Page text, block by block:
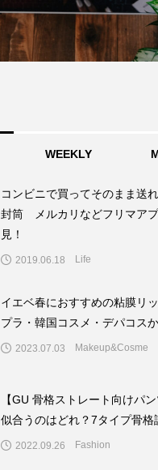
WEEKLY
コンビニで買ってそのまま送
封筒 メルカリなどフリマア
見！
2019.06.18 Life
イエベ春におすすめの粘膜リ
プラ・韓国コスメ・デパコス
2023.07.03 Makeup&Cosme
【GU 骨格ストレート向けパ
似合うのはどれ？7タイプ骨格
2022.09.26 Fashion